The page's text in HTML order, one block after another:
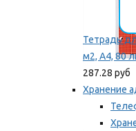
Тетрадь
м2, А4, 80
287.28 руб
Хранение